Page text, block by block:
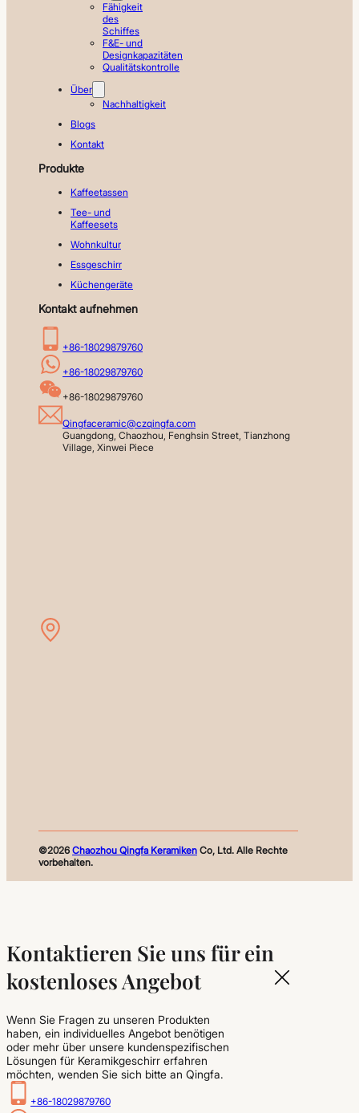
Fähigkeit
des
Schiffes
F&E- und
Designkapazitäten
Qualitätskontrolle
Über
Nachhaltigkeit
Blogs
Kontakt
Produkte
Kaffeetassen
Tee- und
Kaffeesets
Wohnkultur
Essgeschirr
Küchengeräte
Kontakt aufnehmen
+86-18029879760
+86-18029879760
+86-18029879760
Qingfaceramic@czqingfa.com
Guangdong, Chaozhou, Fenghsin Street, Tianzhong
Village, Xinwei Piece
©2026 Chaozhou Qingfa Keramiken Co, Ltd. Alle Rechte
vorbehalten.
Kontaktieren Sie uns für ein
kostenloses Angebot
Wenn Sie Fragen zu unseren Produkten
haben, ein individuelles Angebot benötigen
oder mehr über unsere kundenspezifischen
Lösungen für Keramikgeschirr erfahren
möchten, wenden Sie sich bitte an Qingfa.
+86-18029879760